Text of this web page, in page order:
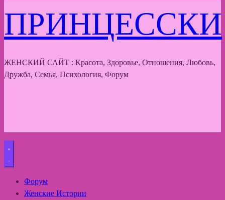
ПРИНЦЕССКИ
ЖЕНСКИЙ САЙТ : Красота, Здоровье, Отношения, Любовь,
Дружба, Семья, Психология, Форум
Форум
Женские Истории